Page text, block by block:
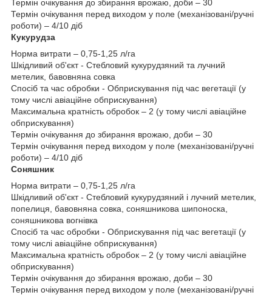
Термін очікування до збирання врожаю, доби – 30
Термін очікування перед виходом у поле (механізовані/ручні
роботи) – 4/10 діб
Кукурудза
Норма витрати – 0,75-1,25 л/га
Шкідливий об'єкт - Стебловий кукурудзяний та лучний
метелик, бавовняна совка
Спосіб та час обробки - Обприскування під час вегетації (у
тому числі авіаційне обприскування)
Максимальна кратність обробок – 2 (у тому числі авіаційне
обприскування)
Термін очікування до збирання врожаю, доби – 30
Термін очікування перед виходом у поле (механізовані/ручні
роботи) – 4/10 діб
Соняшник
Норма витрати – 0,75-1,25 л/га
Шкідливий об'єкт - Стебловий кукурудзяний і лучний метелик,
попелиця, бавовняна совка, соняшникова шипоноска,
соняшникова вогнівка
Спосіб та час обробки - Обприскування під час вегетації (у
тому числі авіаційне обприскування)
Максимальна кратність обробок – 2 (у тому числі авіаційне
обприскування)
Термін очікування до збирання врожаю, доби – 30
Термін очікування перед виходом у поле (механізовані/ручні